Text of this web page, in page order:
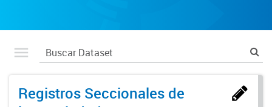
Registros Seccionales de